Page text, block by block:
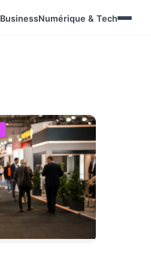
BusinessNumérique & Tech